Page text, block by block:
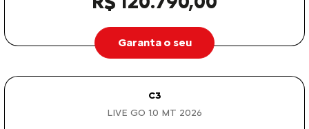
Garanta o seu
C3
LIVE GO 1.0 MT 2026